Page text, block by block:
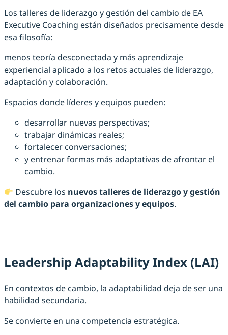
Los talleres de liderazgo y gestión del cambio de EA
Executive Coaching están diseñados precisamente desde
esa filosofía:
menos teoría desconectada y más aprendizaje
experiencial aplicado a los retos actuales de liderazgo,
adaptación y colaboración.
Espacios donde líderes y equipos pueden:
desarrollar nuevas perspectivas;
trabajar dinámicas reales;
fortalecer conversaciones;
y entrenar formas más adaptativas de afrontar el
cambio.
Descubre los nuevos talleres de liderazgo y gestión
del cambio para organizaciones y equipos.
Leadership Adaptability Index (LAI)
En contextos de cambio, la adaptabilidad deja de ser una
habilidad secundaria.
Se convierte en una competencia estratégica.